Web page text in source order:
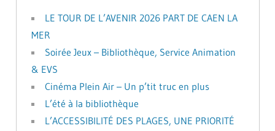
LE TOUR DE L’AVENIR 2026 PART DE CAEN LA
MER
Soirée Jeux – Bibliothèque, Service Animation
& EVS
Cinéma Plein Air – Un p’tit truc en plus
L’été à la bibliothèque
L’ACCESSIBILITÉ DES PLAGES, UNE PRIORITÉ